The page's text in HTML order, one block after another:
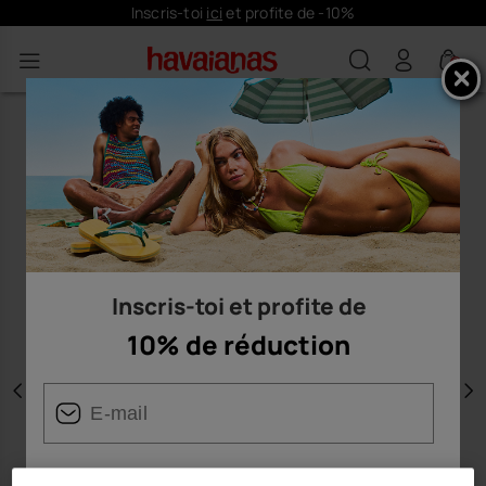
Inscris-toi ici et profite de -10%
0
Précédent
Inscris-toi et profite de
10% de réduction